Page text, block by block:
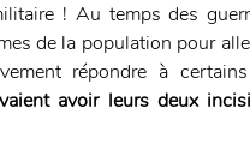
! Au temps des
de la population pour
répondre à
avoir leurs deux